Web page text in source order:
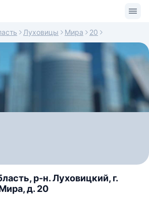
Луховицы Мира 20
р-н. Луховицкий, г.
д. 20